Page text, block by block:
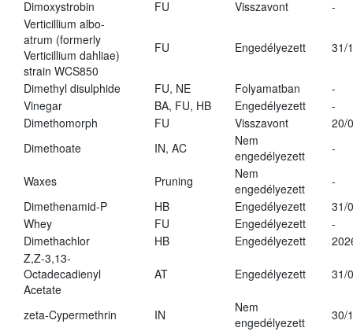
Dimoxystrobin
FU Visszavont
-
Verticillium albo-
atrum (formerly
Verticillium dahliae)
strain WCS850
FU Engedélyezett 31/
Dimethyl disulphide FU, NE Folyamatban
-
Vinegar
BA, FU, HB Engedélyezett
-
Dimethomorph
FU Visszavont
20/
Dimethoate
IN, AC
Nem
engedélyezett
-
Waxes Pruning
Nem
engedélyezett
-
Dimethenamid-P
HB Engedélyezett
31/
Whey
FU Engedélyezett
-
Dimethachlor
HB Engedélyezett
Z,Z-3,13-
Octadecadienyl
Acetate
AT Engedélyezett 31/
zeta-Cypermethrin IN
Nem
engedélyezett
30/